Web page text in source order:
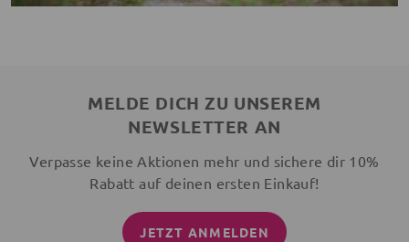
MELDE DICH ZU UNSEREM
NEWSLETTER AN
Verpasse keine Aktionen mehr und sichere dir 10%
Rabatt auf deinen ersten Einkauf!
JETZT ANMELDEN